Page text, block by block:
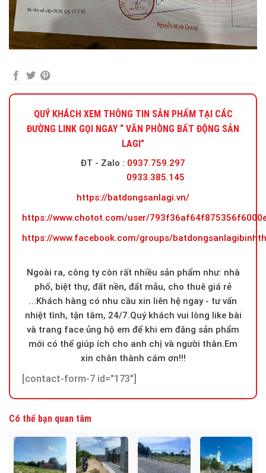
QUÝ KHÁCH XEM THÔNG TIN SẢN PHẨM TẠI CÁC
ĐƯỜNG LINK GỌI NGAY “ VĂN PHÒNG BẤT ĐỘNG SẢN
LAGI”
ĐT - Zalo : 0937.759.297
0933.385.145
https://batdongsanlagi.vn/
https://www.chotot.com/user/
https://www.facebook.com/groups/
Ngoài ra, công ty còn rất nhiều sản phẩm như: nhà
phố, biệt thự, đất nền, đất mẫu, cho thuê giá rẻ
...Khách hàng có nhu cầu xin liên hệ ngay - tư vấn
nhiệt tình, tận tâm, 24/7.Quý khách vui lòng like bài
và trang face ủng hộ em để khi em đăng sản phẩm
mới có thể giúp ích cho anh chị và người thân.Em
xin chân thành cám ơn!!!
[contact-form-7 id="173"]
Có thể bạn quan tâm